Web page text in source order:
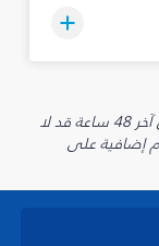
* تم الحصول على جميع الأسعار المعروضة خلال آخر 48 ساعة قد لا
إضافية على